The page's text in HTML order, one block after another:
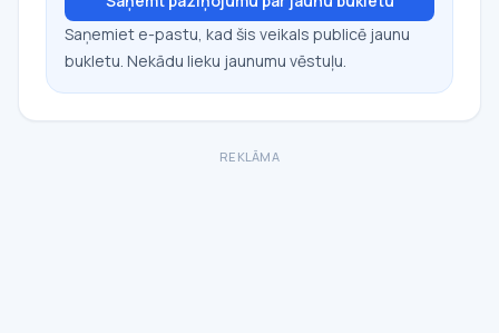
Saņemiet e-pastu, kad šis veikals publicē jaunu
bukletu. Nekādu lieku jaunumu vēstuļu.
REKLĀMA